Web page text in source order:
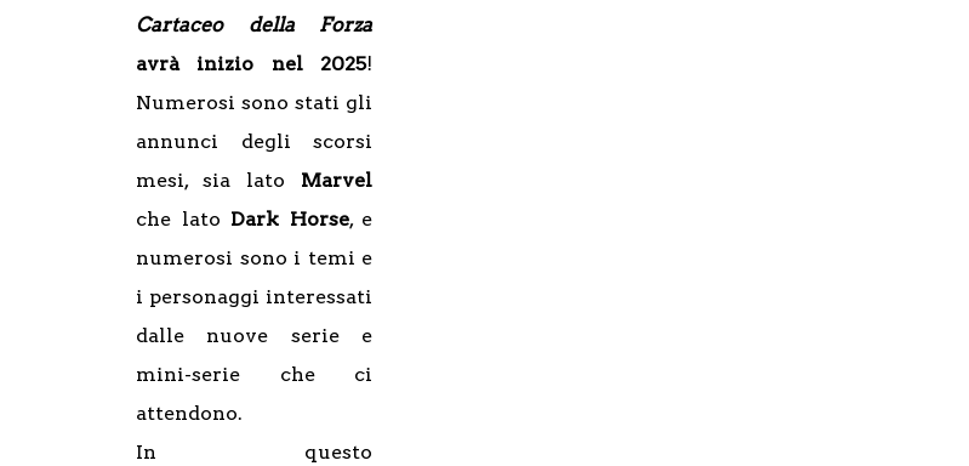
Cartaceo della Forza
avrà inizio nel 2025!
Numerosi sono stati gli
annunci degli scorsi
mesi, sia lato Marvel
che lato Dark Horse, e
numerosi sono i temi e
i personaggi interessati
dalle nuove serie e
mini-serie che ci
attendono.
In questo